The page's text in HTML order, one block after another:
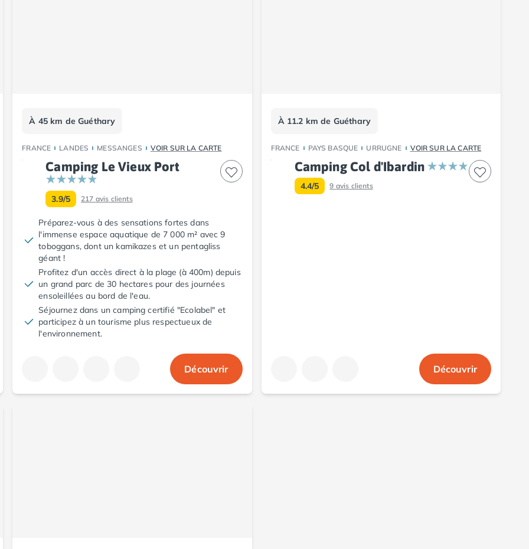
À 45 km de Guéthary
FRANCE LANDES MESSANGES VOIR SUR LA CARTE
Camping Le Vieux Port
3.9/5 217 avis clients
Préparez-vous à des sensations fortes dans
l'immense espace aquatique de 7 000 m² avec 9
toboggans, dont un kamikazes et un pentagliss
géant !
Profitez d'un accès direct à la plage (à 400m) depuis
un grand parc de 30 hectares pour des journées
ensoleillées au bord de l'eau.
Séjournez dans un camping certifié "Ecolabel" et
participez à un tourisme plus respectueux de
l'environnement.
Découvrir
À 11.2 km de Guéthary
FRANCE PAYS BASQUE URRUGNE VOIR SUR LA CARTE
Camping Col d'Ibardin
4.4/5 9 avis clients
Découvrir